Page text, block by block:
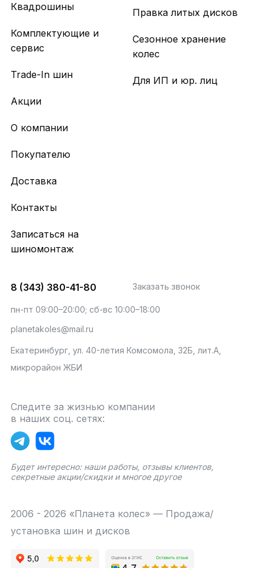
Квадрошины
Комплектующие и
сервис
Trade-In шин
Акции
Правка литых дисков
Сезонное хранение
колес
Для ИП и юр. лиц
О компании
Покупателю
Доставка
Контакты
Записаться на
шиномонтаж
8 (343) 380-41-80 Заказать звонок
пн-пт 09:00–20:00; сб-вс 10:00–18:00
planetakoles@mail.ru
Екатеринбург, ул. 40-летия Комсомола, 32Б, лит.А,
микрорайон ЖБИ
Следите за жизнью компании
в наших соц. сетях:
Будет интересно: наши работы, отзывы клиентов,
секретные акции/скидки и многое другое
2006 - 2026 «Планета колес» — Продажа/
установка шин и дисков